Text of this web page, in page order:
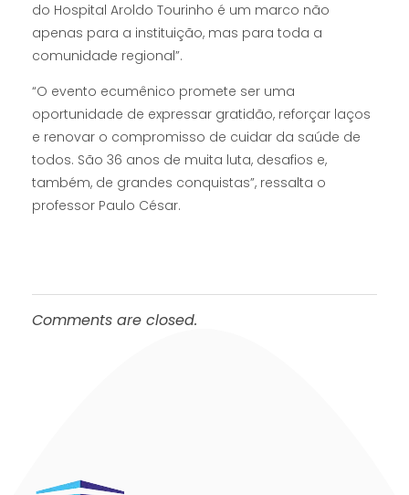
do Hospital Aroldo Tourinho é um marco não
apenas para a instituição, mas para toda a
comunidade regional”.
“O evento ecumênico promete ser uma
oportunidade de expressar gratidão, reforçar laços
e renovar o compromisso de cuidar da saúde de
todos. São 36 anos de muita luta, desafios e,
também, de grandes conquistas”, ressalta o
professor Paulo César.
Comments are closed.